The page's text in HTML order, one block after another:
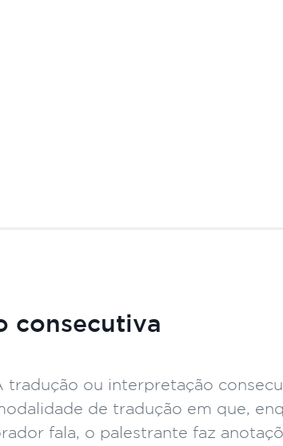
consecutiva
tradução ou interpretação
de tradução em que,
fala, o palestrante faz